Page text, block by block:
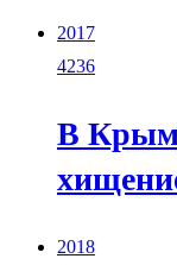
2017
4236
В
2018